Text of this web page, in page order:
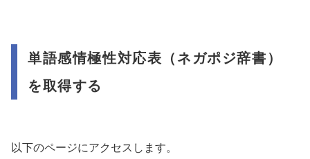
単語感情極性対応表（ネガポジ辞書）
を取得する
以下のページにアクセスします。